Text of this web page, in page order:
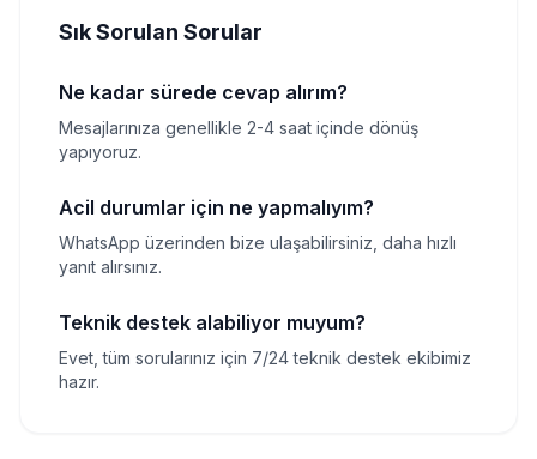
Sık Sorulan Sorular
Ne kadar sürede cevap alırım?
Mesajlarınıza genellikle 2-4 saat içinde dönüş
yapıyoruz.
Acil durumlar için ne yapmalıyım?
WhatsApp üzerinden bize ulaşabilirsiniz, daha hızlı
yanıt alırsınız.
Teknik destek alabiliyor muyum?
Evet, tüm sorularınız için 7/24 teknik destek ekibimiz
hazır.